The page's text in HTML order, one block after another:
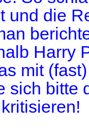
und die
Harry
mit
sich bitte